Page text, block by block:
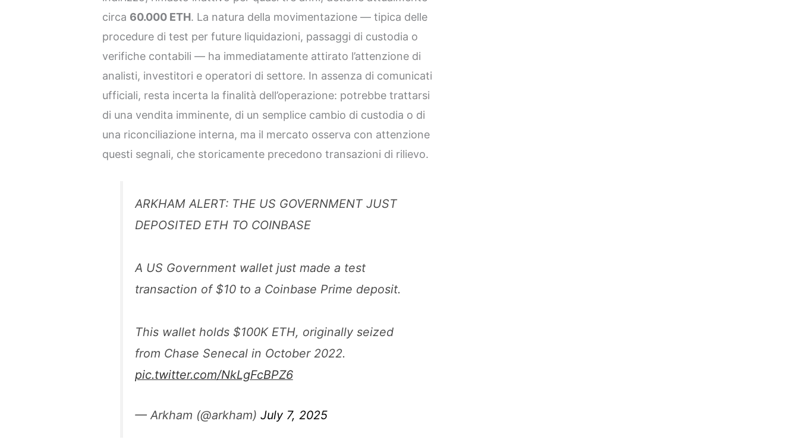
circa 60.000 ETH. La natura della movimentazione — tipica delle
procedure di test per future liquidazioni, passaggi di custodia o
verifiche contabili — ha immediatamente attirato l’attenzione di
analisti, investitori e operatori di settore. In assenza di comunicati
ufficiali, resta incerta la finalità dell’operazione: potrebbe trattarsi
di una vendita imminente, di un semplice cambio di custodia o di
una riconciliazione interna, ma il mercato osserva con attenzione
questi segnali, che storicamente precedono transazioni di rilievo.
ARKHAM ALERT: THE US GOVERNMENT JUST
DEPOSITED ETH TO COINBASE
A US Government wallet just made a test
transaction of $10 to a Coinbase Prime deposit.
This wallet holds $100K ETH, originally seized
from Chase Senecal in October 2022.
pic.twitter.com/NkLgFcBPZ6
— Arkham (@arkham) July 7, 2025